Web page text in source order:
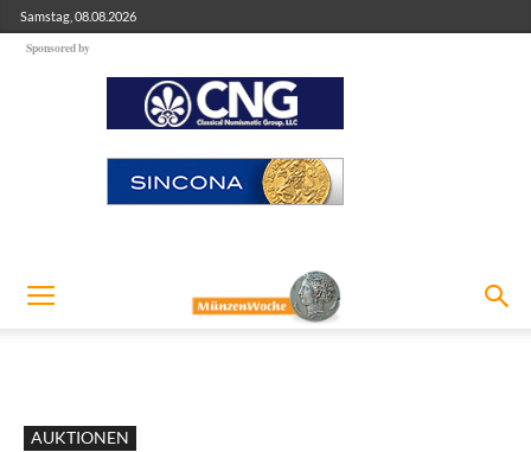
Samstag, 08.08.2026
Sponsored by
AUKTIONEN